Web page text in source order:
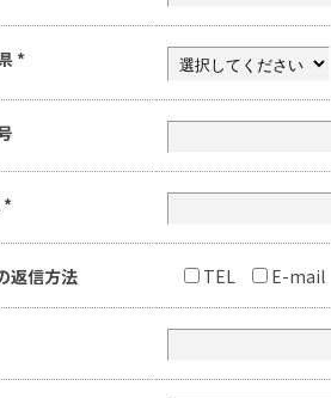
*
*
返信方法 TEL E-mail